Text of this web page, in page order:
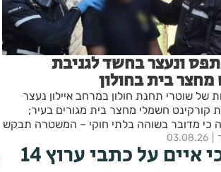
ונעצר בחשד לגניבת
מחצר בית בחולון
של שוטרי תחנת חולון במרחב איילון נעצר
קורקינט חשמלי מחצר בית מגורים בעיר;
כי מדובר בשוהה בלתי חוקי – המשטרה תבקש
בבית המשפט03.08.26
על כתבי ערוץ 14